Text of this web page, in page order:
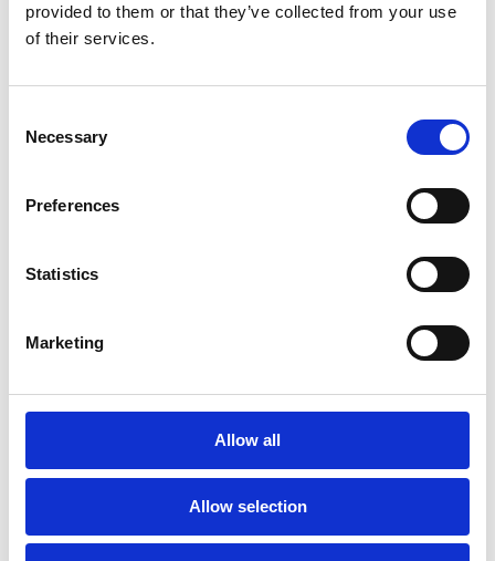
provided to them or that they’ve collected from your use
of their services.
Selection
Necessary
Preferences
Statistics
Marketing
Allow all
Allow selection
auch bei ihren eigenen Lieferanten.
Esker's nachhaltige Beschaffungspolitik
Unsere nachhaltige Beschaffungspolitik
transparenten Auswahl von Lieferanten
sowie auf der Berücksichtigung sozialer
Lieferantenauswahl.